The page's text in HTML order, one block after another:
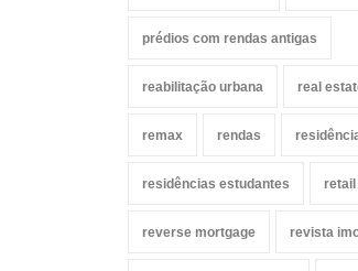
prédios com rendas antigas
reabilitação urbana real
remax rendas
residências estudantes retail
reverse mortgage revista